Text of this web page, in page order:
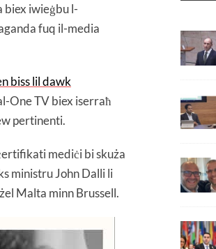
biex iwieġbu l-
fuq il-media
biss lil dawk
One TV biex iserraħ
pertinenti.
mediċi bi skuża
ministru John Dalli li
Malta minn Brussell.